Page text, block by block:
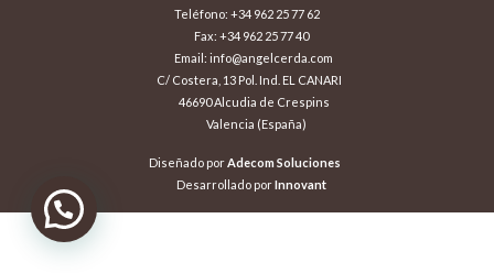
Teléfono: +34 962 25 77 62
Fax: +34 962 25 77 40
Email: info@angelcerda.com
C/ Costera, 13 Pol. Ind. EL CANARI
46690 Alcudia de Crespins
Valencia (España)
Diseñado porAdecom Soluciones
Desarrollado porInnovant